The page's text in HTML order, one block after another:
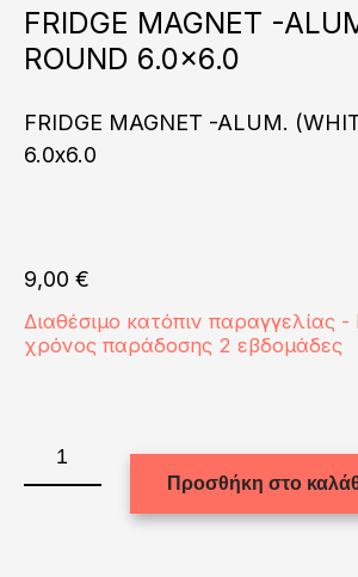
fav
FRIDGE MAGNET -
ROUND 6.0×6.0
FRIDGE MAGNET -ALUM.
6.0x6.0
9,00 €
Διαθέσιμο κατόπιν παραγγελίας -
χρόνος παράδοσης 2 εβδομάδες
MAGNET
-
Προσθήκη στο